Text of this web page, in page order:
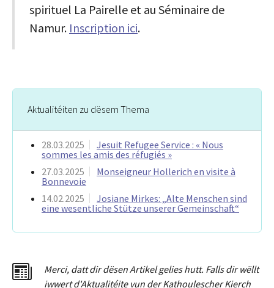
spirituel La Pairelle et au Séminaire de
Namur. Inscription ici.
Aktualitéiten zu dësem Thema
28.03.2025
Jesuit Refugee Service : « Nous
sommes les amis des réfugiés »
27.03.2025
Monseigneur Hollerich en visite à
Bonnevoie
14.02.2025
Josiane Mirkes: „Alte Menschen sind
eine wesentliche Stütze unserer Gemeinschaft“
Merci, dattdir dësen Artikel gelies hutt. Falls dir wëllt
iwwert d'Aktualitéite vun der Kathoulescher Kierch